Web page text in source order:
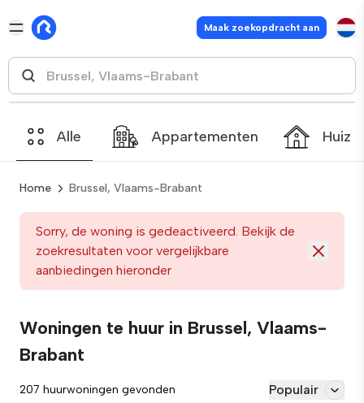
Maak zoekopdracht aan
Alle Appartementen
Home Brussel, Vlaams-Brabant
Sorry, de woning is gedeactiveerd. Bekijk de
zoekresultaten voor vergelijkbare
aanbiedingen hieronder
Woningen te huur in Brussel, Vlaams-
Brabant
207 huurwoningen gevonden Populair